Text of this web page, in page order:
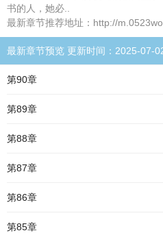
书的人，她必..
最新章节推荐地址：http://
最新章节预览 更新时间：2025-07-
第90章
第89章
第88章
第87章
第86章
第85章